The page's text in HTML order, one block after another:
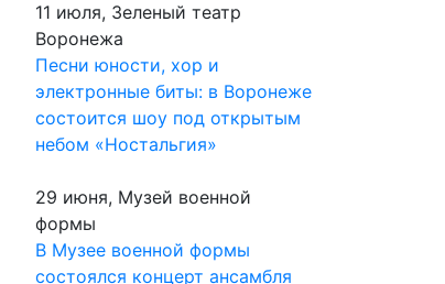
11 июля, Зеленый театр
Воронежа
Песни юности, хор и
электронные биты: в Воронеже
состоится шоу под открытым
небом «Ностальгия»
29 июня, Музей военной
формы
В Музее военной формы
состоялся концерт ансамбля